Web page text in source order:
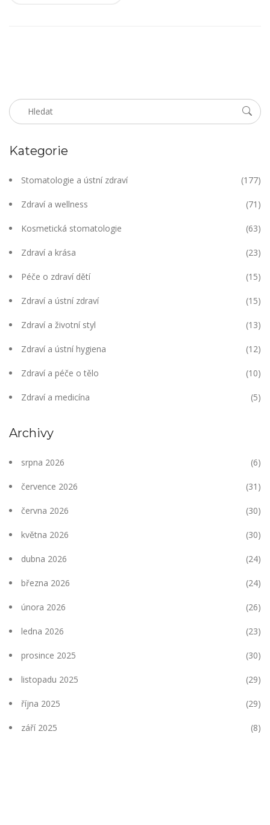
Kategorie
Stomatologie a ústní zdraví (177)
Zdraví a wellness (71)
Kosmetická stomatologie (63)
Zdraví a krása (23)
Péče o zdraví dětí (15)
Zdraví a ústní zdraví (15)
Zdraví a životní styl (13)
Zdraví a ústní hygiena (12)
Zdraví a péče o tělo (10)
Zdraví a medicína (5)
Archivy
srpna 2026 (6)
července 2026 (31)
června 2026 (30)
května 2026 (30)
dubna 2026 (24)
března 2026 (24)
února 2026 (26)
ledna 2026 (23)
prosince 2025 (30)
listopadu 2025 (29)
října 2025 (29)
září 2025 (8)